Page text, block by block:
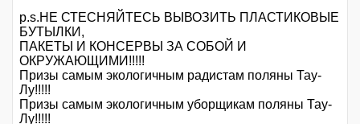
p.s.НЕ СТЕСНЯЙТЕСЬ ВЫВОЗИТЬ ПЛАСТИКОВЫЕ
БУТЫЛКИ,
ПАКЕТЫ И КОНСЕРВЫ ЗА СОБОЙ И
ОКРУЖАЮЩИМИ!!!!!
Призы самым экологичным радистам поляны Тау-
Лу!!!!!
Призы самым экологичным уборщикам поляны Тау-
Лу!!!!!